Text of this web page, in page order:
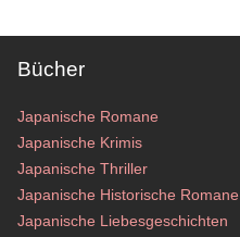
Bücher
Japanische Romane
Japanische Krimis
Japanische Thriller
Japanische Historische Romane
Japanische Liebesgeschichten